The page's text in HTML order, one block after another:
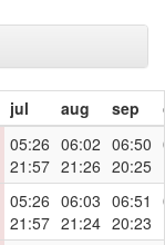
jul aug sep
05:26
21:57
06:02
21:26
06:50
20:25
05:26
21:57
06:03
21:24
06:51
20:23